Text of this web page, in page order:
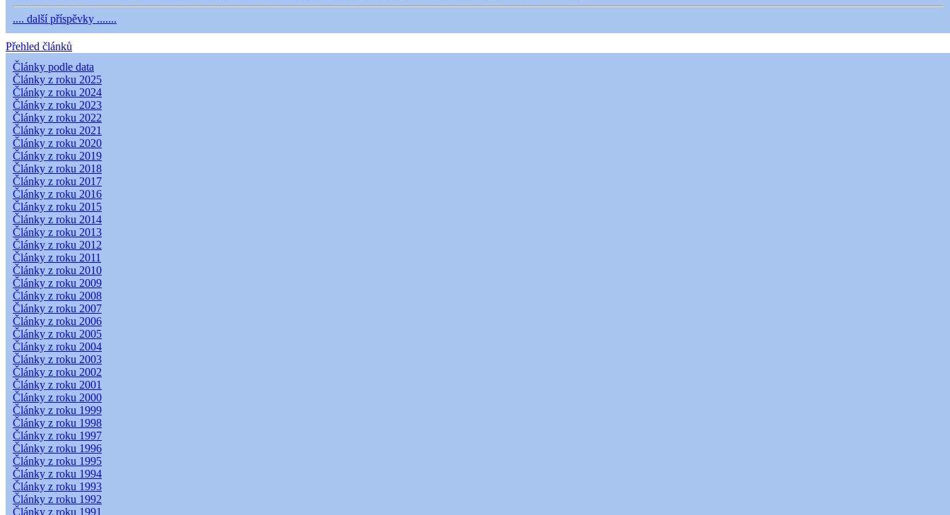
.... další příspěvky .......
Přehled článků
Články podle data
Články z roku 2025
Články z roku 2024
Články z roku 2023
Články z roku 2022
Články z roku 2021
Články z roku 2020
Články z roku 2019
Články z roku 2018
Články z roku 2017
Články z roku 2016
Články z roku 2015
Články z roku 2014
Články z roku 2013
Články z roku 2012
Články z roku 2011
Články z roku 2010
Články z roku 2009
Články z roku 2008
Články z roku 2007
Články z roku 2006
Články z roku 2005
Články z roku 2004
Články z roku 2003
Články z roku 2002
Články z roku 2001
Články z roku 2000
Články z roku 1999
Články z roku 1998
Články z roku 1997
Články z roku 1996
Články z roku 1995
Články z roku 1994
Články z roku 1993
Články z roku 1992
Články z roku 1991